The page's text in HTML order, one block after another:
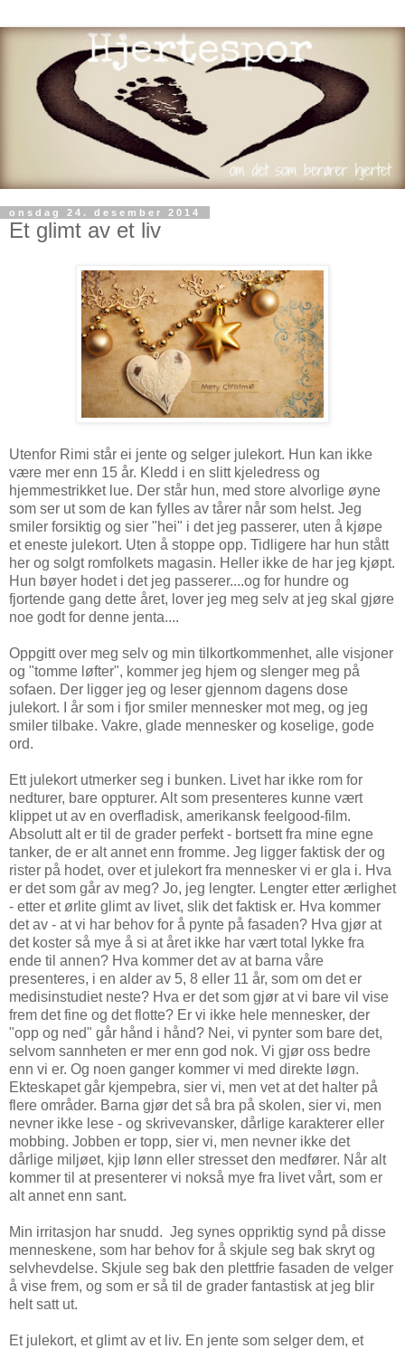
onsdag 24. desember 2014
Et glimt av et liv
Utenfor Rimi står ei jente og selger julekort. Hun kan ikke
være mer enn 15 år. Kledd i en slitt kjeledress og
hjemmestrikket lue. Der står hun, med store alvorlige øyne
som ser ut som de kan fylles av tårer når som helst. Jeg
smiler forsiktig og sier "hei" i det jeg passerer, uten å kjøpe
et eneste julekort. Uten å stoppe opp. Tidligere har hun stått
her og solgt romfolkets magasin. Heller ikke de har jeg kjøpt.
Hun bøyer hodet i det jeg passerer....og for hundre og
fjortende gang dette året, lover jeg meg selv at jeg skal gjøre
noe godt for denne jenta....
Oppgitt over meg selv og min tilkortkommenhet, alle visjoner
og "tomme løfter", kommer jeg hjem og slenger meg på
sofaen. Der ligger jeg og leser gjennom dagens dose
julekort. I år som i fjor smiler mennesker mot meg, og jeg
smiler tilbake. Vakre, glade mennesker og koselige, gode
ord.
Ett julekort utmerker seg i bunken. Livet har ikke rom for
nedturer, bare oppturer. Alt som presenteres kunne vært
klippet ut av en overfladisk, amerikansk feelgood-film.
Absolutt alt er til de grader perfekt - bortsett fra mine egne
tanker, de er alt annet enn fromme. Jeg ligger faktisk der og
rister på hodet, over et julekort fra mennesker vi er gla i. Hva
er det som går av meg? Jo, jeg lengter. Lengter etter ærlighet
- etter et ørlite glimt av livet, slik det faktisk er. Hva kommer
det av - at vi har behov for å pynte på fasaden? Hva gjør at
det koster så mye å si at året ikke har vært total lykke fra
ende til annen? Hva kommer det av at barna våre
presenteres, i en alder av 5, 8 eller 11 år, som om det er
medisinstudiet neste? Hva er det som gjør at vi bare vil vise
frem det fine og det flotte? Er vi ikke hele mennesker, der
"opp og ned" går hånd i hånd? Nei, vi pynter som bare det,
selvom sannheten er mer enn god nok. Vi gjør oss bedre
enn vi er. Og noen ganger kommer vi med direkte løgn.
Ekteskapet går kjempebra, sier vi, men vet at det halter på
flere områder. Barna gjør det så bra på skolen, sier vi, men
nevner ikke lese - og skrivevansker, dårlige karakterer eller
mobbing. Jobben er topp, sier vi, men nevner ikke det
dårlige miljøet, kjip lønn eller stresset den medfører. Når alt
kommer til at presenterer vi nokså mye fra livet vårt, som er
alt annet enn sant.
Min irritasjon har snudd. Jeg synes oppriktig synd på disse
menneskene, som har behov for å skjule seg bak skryt og
selvhevdelse. Skjule seg bak den plettfrie fasaden de velger
å vise frem, og som er så til de grader fantastisk at jeg blir
helt satt ut.
Et julekort, et glimt av et liv. En jente som selger dem, et